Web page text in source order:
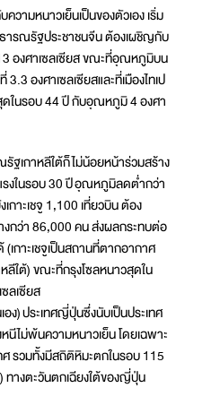
ความหนาวเย็นเป็นของตัวเอง เริ่ม
ารณรัฐประชาชนจีน ต้องเผชิญกับ
องศาเซลเซียส ขณะที่อุณหภูมิบน
องศาเซลเซียสและที่เมืองไทเป
ในรอบ 44 ปี กับอุณหภูมิ 4 องศา
ฐเกาหลีใต้ก็ไม่น้อยหน้าร่วมสร้าง
งในรอบ 30 ปี อุณหภูมิลดต่ำกว่า
กาะเชจู 1,100 เที่ยวบิน ต้อง
งกว่า 86,000 คน ส่งผลกระทบต่อ
(เกาะเชจูเป็นสถานที่ตากอากาศ
ลีใต้) ขณะที่กรุงโซลหนาวสุดใน
ลเซียส
ง) ประเทศญี่ปุ่นซึ่งนับเป็นประเทศ
นีไม่พ้นความหนาวเย็น โดยเฉพาะ
รวมทั้งมีสถิติหิมะตกในรอบ 115
ทางตะวันตกเฉียงใต้ของญี่ปุ่น